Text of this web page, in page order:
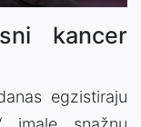
kancer
egzistiraju